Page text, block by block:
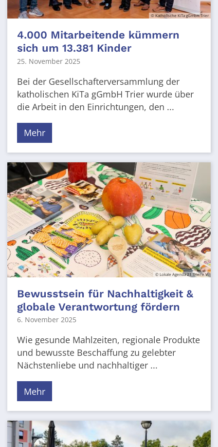
© Katholische KiTa gGmbH Trier
4.000 Mitarbeitende kümmern
sich um 13.381 Kinder
25. November 2025
Bei der Gesellschafterversammlung der
katholischen KiTa gGmbH Trier wurde über
die Arbeit in den Einrichtungen, den ...
Mehr
© Lokale Agenda 21 Trier e.V.
Bewusstsein für Nachhaltigkeit &
globale Verantwortung fördern
6. November 2025
Wie gesunde Mahlzeiten, regionale Produkte
und bewusste Beschaffung zu gelebter
Nächstenliebe und nachhaltiger ...
Mehr